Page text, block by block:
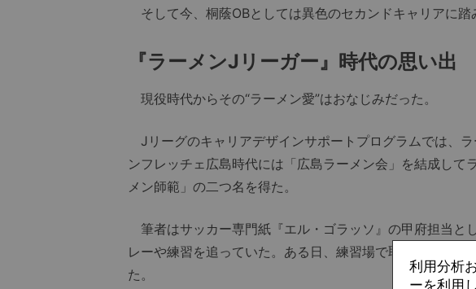
そして今、桐蔭OBとしては異色のセカンドキャリアに踏
『ラーメンJリーガー』時代の思い出
現役時代からその“ラーメン愛”はおなじみだった。
Jリーグのキャリアデザインサポートプログラムでは、
ンフレッチェ広島時代には「広島ラーメン会」を結成して
メン師範」の二つ名を得た。
筆者はサッカー専門紙『エル・ゴラッソ』の甲府担当と
レーや練習を追っていた。ある日、練習場で取材を受けて
た。
利用分析
ーを利用